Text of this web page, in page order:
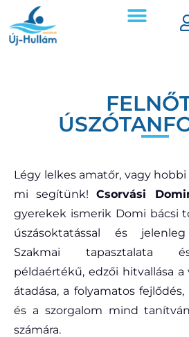
Légy lelkes amatőr, vagy
mi segítünk!Csorvási
gyerekek ismerik Domi bácsi
úszásoktatással és
Szakmai tapasztalata
példaértékű, edzői hitvallása
átadása, a folyamatos
és a szorgalom mind
számára.